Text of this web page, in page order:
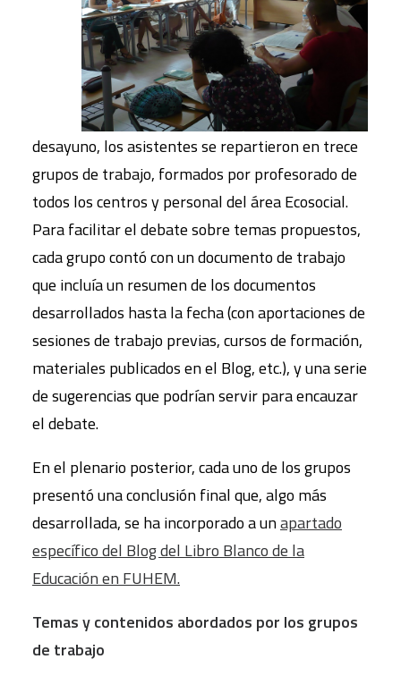
desayuno, los asistentes se repartieron en trece
grupos de trabajo, formados por profesorado de
todos los centros y personal del área Ecosocial.
Para facilitar el debate sobre temas propuestos,
cada grupo contó con un documento de trabajo
que incluía un resumen de los documentos
desarrollados hasta la fecha (con aportaciones de
sesiones de trabajo previas, cursos de formación,
materiales publicados en el Blog, etc.), y una serie
de sugerencias que podrían servir para encauzar
el debate.
En el plenario posterior, cada uno de los grupos
presentó una conclusión final que, algo más
desarrollada, se ha incorporado a unapartado
específico del Blog del Libro Blanco de la
Educación en FUHEM.
Temas y contenidos abordados por los grupos
de trabajo